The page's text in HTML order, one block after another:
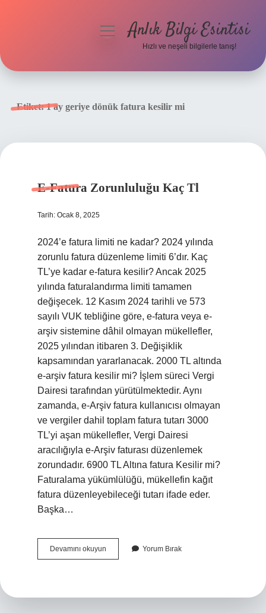
menüyüAnlık Bilgi Esintisi
Hızlı ve neşeli bilgilerle tanış!
Etiket:1 ay geriye dönük fatura kesilir mi
E-Fatura Zorunluluğu Kaç Tl
Tarih: Ocak 8, 2025
2024’e fatura limiti ne kadar? 2024 yılında
zorunlu fatura düzenleme limiti 6’dır. Kaç
TL’ye kadar e-fatura kesilir? Ancak 2025
yılında faturalandırma limiti tamamen
değişecek. 12 Kasım 2024 tarihli ve 573
sayılı VUK tebliğine göre, e-fatura veya e-
arşiv sistemine dâhil olmayan mükellefler,
2025 yılından itibaren 3. Değişiklik
kapsamından yararlanacak. 2000 TL altında
e-arşiv fatura kesilir mi? İşlem süreci Vergi
Dairesi tarafından yürütülmektedir. Aynı
zamanda, e-Arşiv fatura kullanıcısı olmayan
ve vergiler dahil toplam fatura tutarı 3000
TL’yi aşan mükellefler, Vergi Dairesi
aracılığıyla e-Arşiv faturası düzenlemek
zorundadır. 6900 TL Altına fatura Kesilir mi?
Faturalama yükümlülüğü, mükellefin kağıt
fatura düzenleyebileceği tutarı ifade eder.
Başka…
Devamını okuyun
Fatura
Yorum Bırak